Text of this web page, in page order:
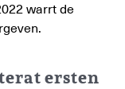
warrt de
ersten